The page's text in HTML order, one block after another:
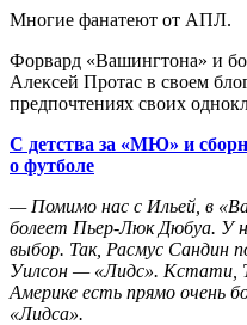
Многие фанатеют от АПЛ.
Форвард «Вашингтона» и
Алексей Протас в своем
предпочтениях своих
С детства за «МЮ» и
о футболе
— Помимо нас с Ильей, в
болеет Пьер-Люк Дюбуа. У
выбор. Так, Расмус Сандин
Уилсон — «Лидс». Кстати,
Америке есть прямо очень
«Лидса».